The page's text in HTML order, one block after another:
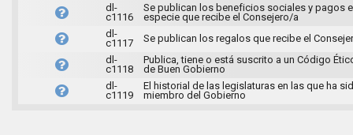
dl-
c1116
Se publican los beneficios sociales y pagos
especie que recibe el Consejero/a
dl-
c1117
Se publican los regalos que recibe el
dl-
c1118
Publica, tiene o está suscrito a un Código
de Buen Gobierno
dl-
c1119
El historial de las legislaturas en las que ha
miembro del Gobierno